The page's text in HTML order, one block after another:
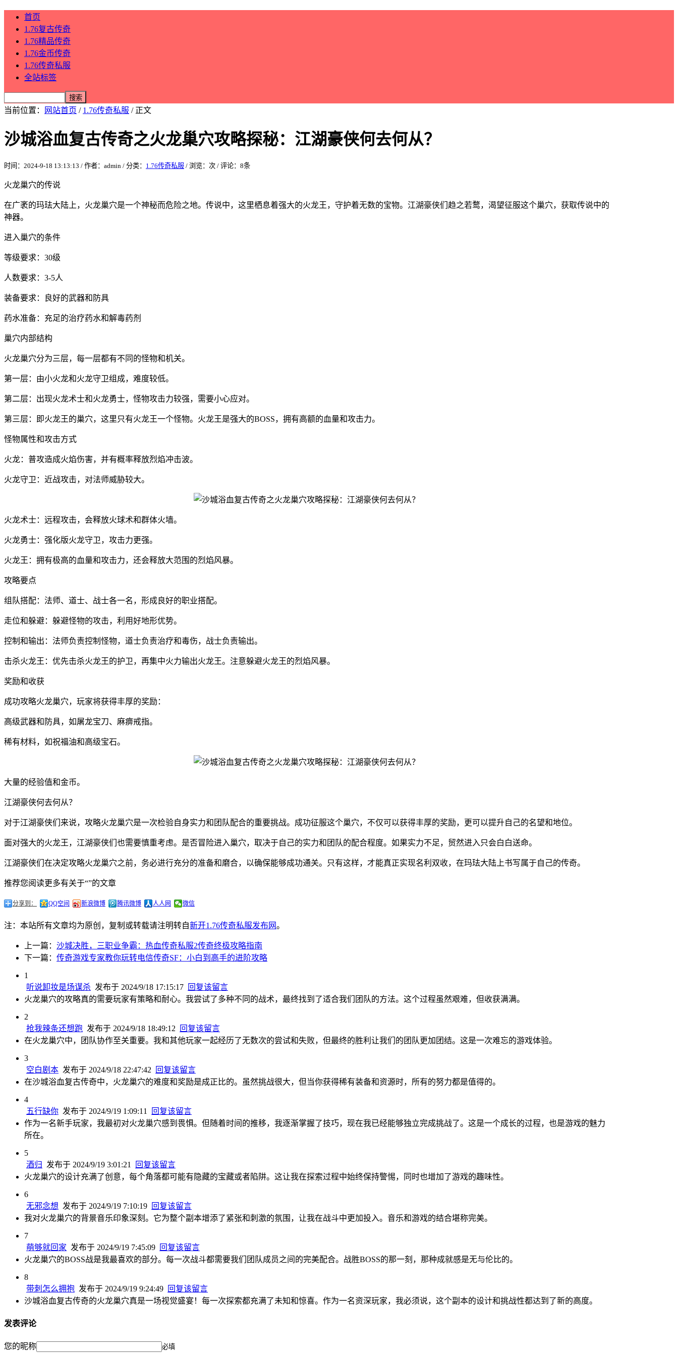
首页
1.76复古传奇
1.76精品传奇
1.76金币传奇
1.76传奇私服
全站标签
当前位置： 网站首页 / 1.76传奇私服 / 正文
沙城浴血复古传奇之火龙巢穴攻略探秘：江湖豪侠何去何从？
时间：2024-9-18 13:13:13 / 作者：admin / 分类： 1.76传奇私服 / 浏览： 次 / 评论：8条
火龙巢穴的传说
在广袤的玛珐大陆上，火龙巢穴是一个神秘而危险之地。传说中，这里栖息着强大的火龙王，守护着无数的宝物。江湖豪侠们趋之若鹜，渴望征服这个巢穴，获取传说中的
神器。
进入巢穴的条件
等级要求：30级
人数要求：3-5人
装备要求：良好的武器和防具
药水准备：充足的治疗药水和解毒药剂
巢穴内部结构
火龙巢穴分为三层，每一层都有不同的怪物和机关。
第一层：由小火龙和火龙守卫组成，难度较低。
第二层：出现火龙术士和火龙勇士，怪物攻击力较强，需要小心应对。
第三层：即火龙王的巢穴，这里只有火龙王一个怪物。火龙王是强大的BOSS，拥有高额的血量和攻击力。
怪物属性和攻击方式
火龙：普攻造成火焰伤害，并有概率释放烈焰冲击波。
火龙守卫：近战攻击，对法师威胁较大。
火龙术士：远程攻击，会释放火球术和群体火墙。
火龙勇士：强化版火龙守卫，攻击力更强。
火龙王：拥有极高的血量和攻击力，还会释放大范围的烈焰风暴。
攻略要点
组队搭配：法师、道士、战士各一名，形成良好的职业搭配。
走位和躲避：躲避怪物的攻击，利用好地形优势。
控制和输出：法师负责控制怪物，道士负责治疗和毒伤，战士负责输出。
击杀火龙王：优先击杀火龙王的护卫，再集中火力输出火龙王。注意躲避火龙王的烈焰风暴。
奖励和收获
成功攻略火龙巢穴，玩家将获得丰厚的奖励：
高级武器和防具，如屠龙宝刀、麻痹戒指。
稀有材料，如祝福油和高级宝石。
大量的经验值和金币。
江湖豪侠何去何从？
对于江湖豪侠们来说，攻略火龙巢穴是一次检验自身实力和团队配合的重要挑战。成功征服这个巢穴，不仅可以获得丰厚的奖励，更可以提升自己的名望和地位。
面对强大的火龙王，江湖豪侠们也需要慎重考虑。是否冒险进入巢穴，取决于自己的实力和团队的配合程度。如果实力不足，贸然进入只会白白送命。
江湖豪侠们在决定攻略火龙巢穴之前，务必进行充分的准备和磨合，以确保能够成功通关。只有这样，才能真正实现名利双收，在玛珐大陆上书写属于自己的传奇。
推荐您阅读更多有关于“”的文章
分享到： QQ空间 新浪微博 腾讯微博 人人网 微信
注：本站所有文章均为原创，复制或转载请注明转自新开1.76传奇私服发布网。
上一篇： 沙城决胜，三职业争霸：热血传奇私服2传奇终极攻略指南
下一篇： 传奇游戏专家教你玩转电信传奇SF：小白到高手的进阶攻略
1
听说卸妆是场谋杀 发布于 2024/9/18 17:15:17 回复该留言
火龙巢穴的攻略真的需要玩家有策略和耐心。我尝试了多种不同的战术，最终找到了适合我们团队的方法。这个过程虽然艰难，但收获满满。
2
抢我辣条还想跑 发布于 2024/9/18 18:49:12
回复该留言
在火龙巢穴中，团队协作至关重要。我和其他玩家一起经历了无数次的尝试和失败，但最终的胜利让我们的团队更加团结。这是一次难忘的游戏体验。
3
空白剧本 发布于 2024/9/18 22:47:42
回复该留言
在沙城浴血复古传奇中，火龙巢穴的难度和奖励是成正比的。虽然挑战很大，但当你获得稀有装备和资源时，所有的努力都是值得的。
4
五行缺你 发布于 2024/9/19 1:09:11
回复该留言
作为一名新手玩家，我最初对火龙巢穴感到畏惧。但随着时间的推移，我逐渐掌握了技巧，现在我已经能够独立完成挑战了。这是一个成长的过程，也是游戏的魅力
所在。
5
酒归
发布于 2024/9/19 3:01:21
回复该留言
火龙巢穴的设计充满了创意，每个角落都可能有隐藏的宝藏或者陷阱。这让我在探索过程中始终保持警惕，同时也增加了游戏的趣味性。
6
无邪念想 发布于 2024/9/19 7:10:19 回复该留言
我对火龙巢穴的背景音乐印象深刻。它为整个副本增添了紧张和刺激的氛围，让我在战斗中更加投入。音乐和游戏的结合堪称完美。
7
萌够就回家 发布于 2024/9/19 7:45:09 回复该留言
火龙巢穴的BOSS战是我最喜欢的部分。每一次战斗都需要我们团队成员之间的完美配合。战胜BOSS的那一刻，那种成就感是无与伦比的。
8
带刺怎么拥抱 发布于 2024/9/19 9:24:49 回复该留言
沙城浴血复古传奇的火龙巢穴真是一场视觉盛宴！每一次探索都充满了未知和惊喜。作为一名资深玩家，我必须说，这个副本的设计和挑战性都达到了新的高度。
发表评论
您的昵称 必填